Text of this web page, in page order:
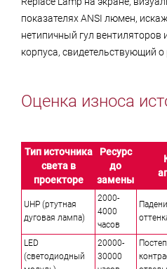
показателях ANSI люмен,
нетипичный гул вентиляторов
корпуса, свидетельствующий
Оценка износа
Тип источника
света в
проекторе
Ресурс
до
замены
UHP (ртутная
дуговая лампа)
2000-
4000
часов
LED
(светодиодный
20000-
30000